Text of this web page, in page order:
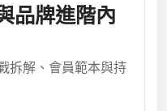
品牌進階內
拆解、會員範本與持